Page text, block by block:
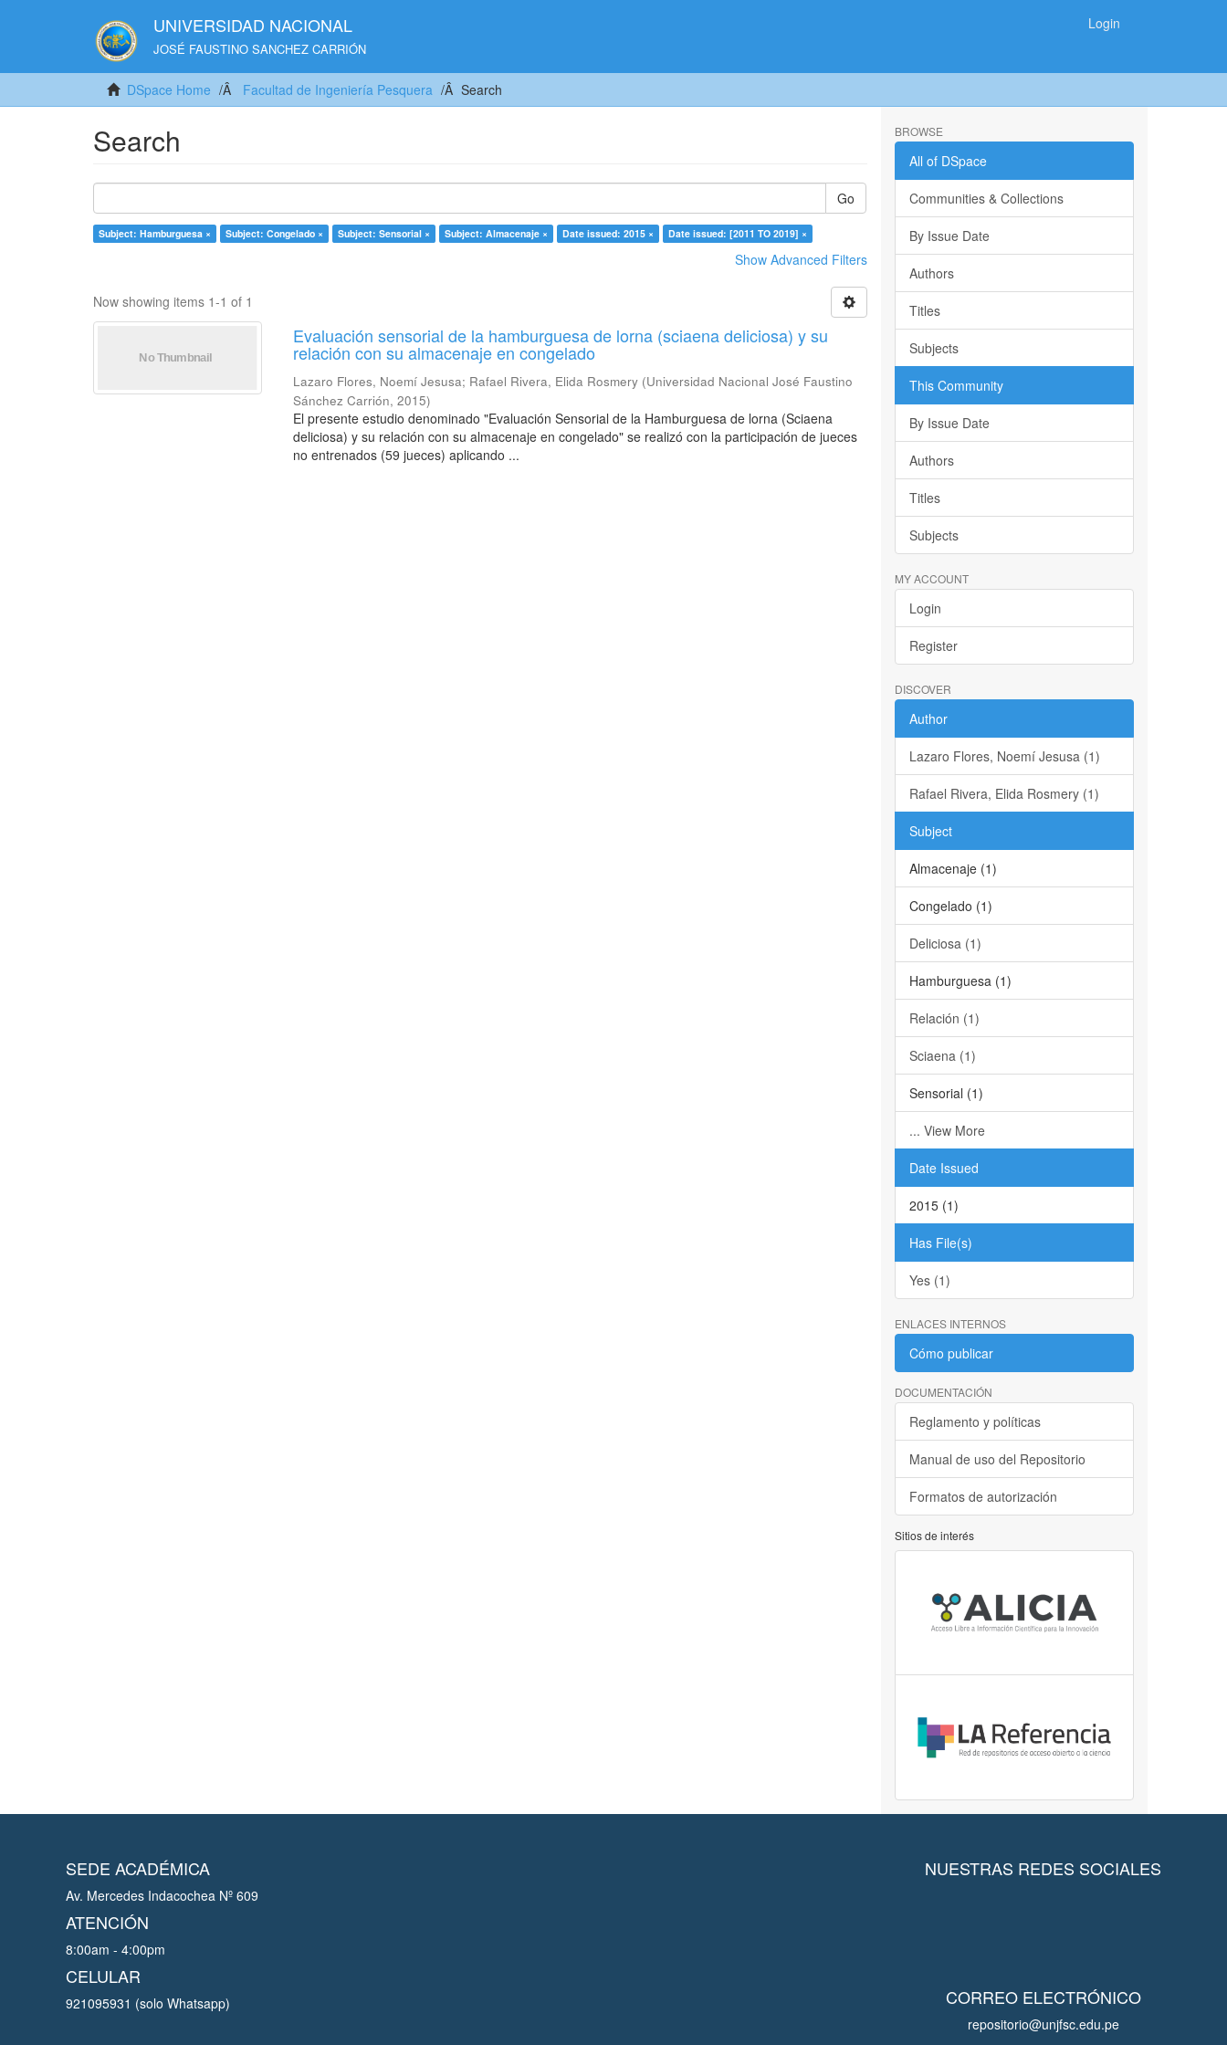
UNIVERSIDAD NACIONAL
JOSÉ FAUSTINO SANCHEZ CARRIÓN
Login
DSpace Home Facultad de Ingeniería Pesquera Search
Search
Go
Subject: Hamburguesa × Subject: Congelado × Subject: Sensorial × Subject: Almacenaje × Date issued: 2015 × Date issued: [2011 TO 2019] ×
Show Advanced Filters
Now showing items 1-1 of 1
Evaluación sensorial de la hamburguesa de lorna (sciaena deliciosa) y su
relación con su almacenaje en congelado
Lazaro Flores, Noemí Jesusa; Rafael Rivera, Elida Rosmery (Universidad Nacional José Faustino
Sánchez Carrión,2015)
El presente estudio denominado "Evaluación Sensorial de la Hamburguesa de lorna (Sciaena
deliciosa) y su relación con su almacenaje en congelado" se realizó con la participación de jueces
no entrenados (59 jueces) aplicando ...
BROWSE
All of DSpace
Communities & Collections
By Issue Date
Authors
Titles
Subjects
This Community
By Issue Date
Authors
Titles
Subjects
MY ACCOUNT
Login
Register
DISCOVER
Author
Lazaro Flores, Noemí Jesusa (1)
Rafael Rivera, Elida Rosmery (1)
Subject
Almacenaje (1)
Congelado (1)
Deliciosa (1)
Hamburguesa (1)
Relación (1)
Sciaena (1)
Sensorial (1)
... View More
Date Issued
2015 (1)
Has File(s)
Yes (1)
ENLACES INTERNOS
Cómo publicar
DOCUMENTACIÓN
Reglamento y políticas
Manual de uso del Repositorio
Formatos de autorización
Sitios de interés
SEDE ACADÉMICA
Av. Mercedes Indacochea Nº 609
ATENCIÓN
8:00am - 4:00pm
CELULAR
921095931 (solo Whatsapp)
NUESTRAS REDES SOCIALES
CORREO ELECTRÓNICO
repositorio@unjfsc.edu.pe